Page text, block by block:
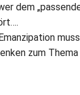
dem
zum Thema